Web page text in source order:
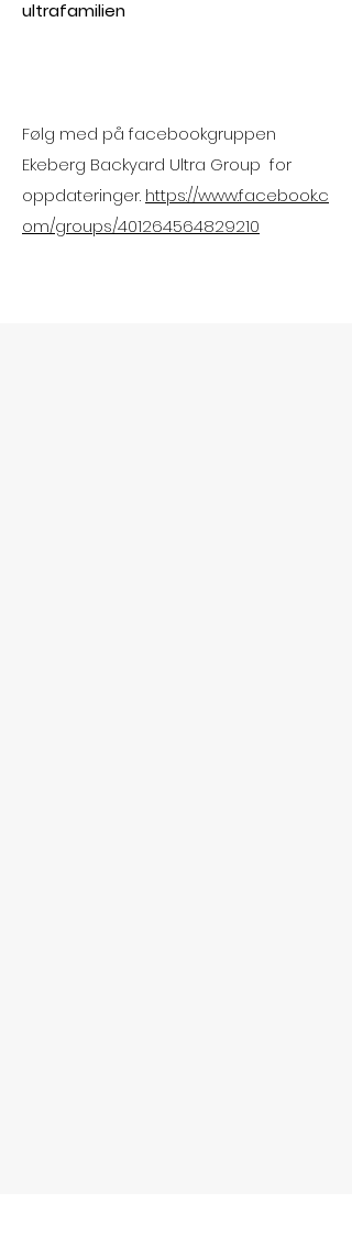
ultrafamilien
Følg med på facebookgruppen
Ekeberg Backyard Ultra Group for
oppdateringer. https://www.facebook.c
om/groups/401264564829210